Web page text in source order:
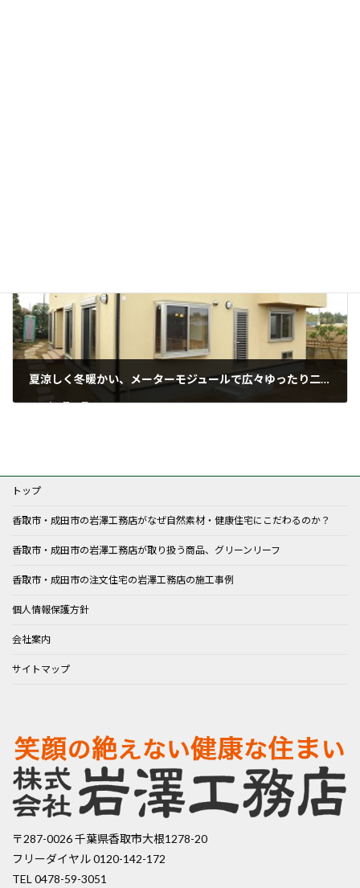
夏涼しく冬暖かい、メーターモジュールで広々ゆったり二世帯住宅
2016年3月26日
トップ
香取市・成田市の岩澤工務店がなぜ自然素材・健康住宅にこだわるのか？
香取市・成田市の岩澤工務店が取り扱う商品、グリーンリーフ
香取市・成田市の注文住宅の岩澤工務店の施工事例
個人情報保護方針
会社案内
サイトマップ
〒287-0026 千葉県香取市大根1278-20
フリーダイヤル 0120-142-172
TEL 0478-59-3051